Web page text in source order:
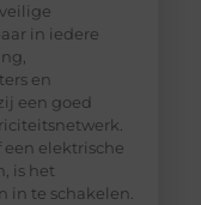
in iedere
en
een goed
een elektrische
is het
in te schakelen.